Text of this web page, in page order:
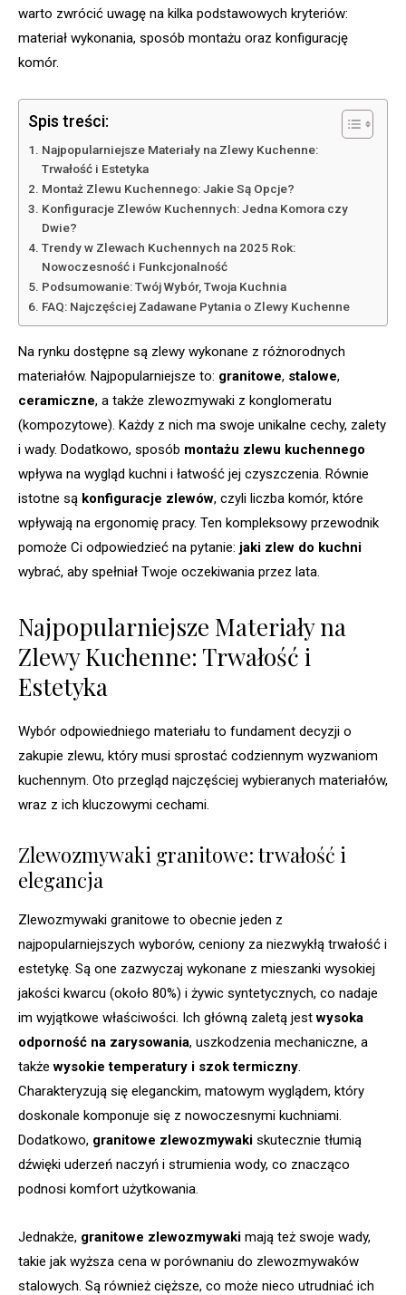
warto zwrócić uwagę na kilka podstawowych kryteriów:
materiał wykonania, sposób montażu oraz konfigurację
komór.
Spis treści:
Najpopularniejsze Materiały na Zlewy Kuchenne:
Trwałość i Estetyka
Montaż Zlewu Kuchennego: Jakie Są Opcje?
Konfiguracje Zlewów Kuchennych: Jedna Komora czy
Dwie?
Trendy w Zlewach Kuchennych na 2025 Rok:
Nowoczesność i Funkcjonalność
Podsumowanie: Twój Wybór, Twoja Kuchnia
FAQ: Najczęściej Zadawane Pytania o Zlewy Kuchenne
Na rynku dostępne są zlewy wykonane z różnorodnych
materiałów. Najpopularniejsze to: granitowe, stalowe,
ceramiczne, a także zlewozmywaki z konglomeratu
(kompozytowe). Każdy z nich ma swoje unikalne cechy, zalety
i wady. Dodatkowo, sposób montażu zlewu kuchennego
wpływa na wygląd kuchni i łatwość jej czyszczenia. Równie
istotne są konfiguracje zlewów, czyli liczba komór, które
wpływają na ergonomię pracy. Ten kompleksowy przewodnik
pomoże Ci odpowiedzieć na pytanie: jaki zlew do kuchni
wybrać, aby spełniał Twoje oczekiwania przez lata.
Najpopularniejsze Materiały na
Zlewy Kuchenne: Trwałość i
Estetyka
Wybór odpowiedniego materiału to fundament decyzji o
zakupie zlewu, który musi sprostać codziennym wyzwaniom
kuchennym. Oto przegląd najczęściej wybieranych materiałów,
wraz z ich kluczowymi cechami.
Zlewozmywaki granitowe: trwałość i
elegancja
Zlewozmywaki granitowe to obecnie jeden z
najpopularniejszych wyborów, ceniony za niezwykłą trwałość i
estetykę. Są one zazwyczaj wykonane z mieszanki wysokiej
jakości kwarcu (około 80%) i żywic syntetycznych, co nadaje
im wyjątkowe właściwości. Ich główną zaletą jestwysoka
odporność na zarysowania, uszkodzenia mechaniczne, a
takżewysokie temperatury i szok termiczny.
Charakteryzują się eleganckim, matowym wyglądem, który
doskonale komponuje się z nowoczesnymi kuchniami.
Dodatkowo, granitowe zlewozmywaki skutecznie tłumią
dźwięki uderzeń naczyń i strumienia wody, co znacząco
podnosi komfort użytkowania.
Jednakże, granitowe zlewozmywaki mają też swoje wady,
takie jak wyższa cena w porównaniu do zlewozmywaków
stalowych. Są również cięższe, co może nieco utrudniać ich